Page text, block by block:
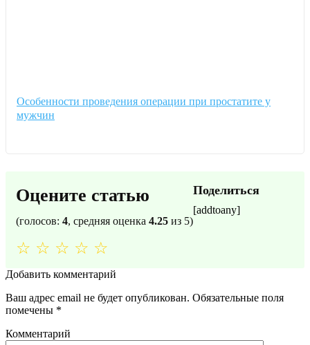
Особенности проведения операции при простатите у
мужчин
Оцените статью
(голосов: 4, средняя оценка 4.25 из 5)
☆ ☆ ☆ ☆ ☆
Поделиться
[addtoany]
Добавить комментарий
Ваш адрес email не будет опубликован. Обязательные поля
помечены *
Комментарий